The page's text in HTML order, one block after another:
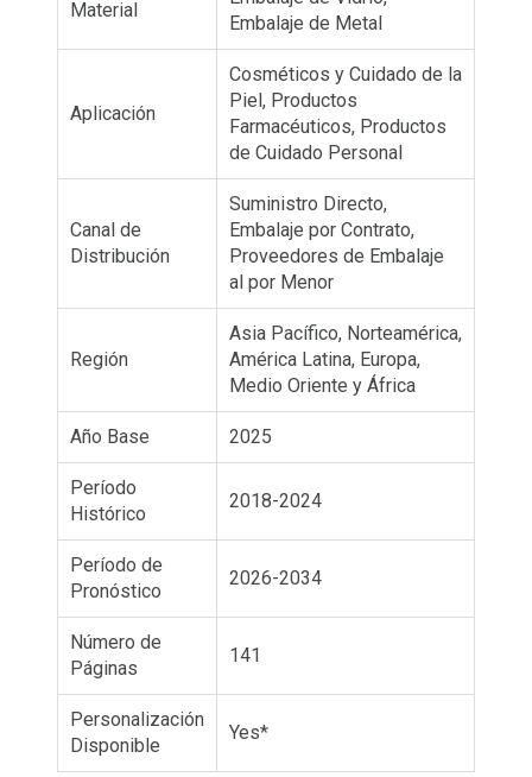
Material
Embalaje de Metal
Aplicación
Cosméticos y Cuidado de la
Piel, Productos
Farmacéuticos, Productos
de Cuidado Personal
Canal de
Distribución
Suministro Directo,
Embalaje por Contrato,
Proveedores de Embalaje
al por Menor
Región
Asia Pacífico, Norteamérica,
América Latina, Europa,
Medio Oriente y África
Año Base 2025
Período
Histórico
2018-2024
Período de
Pronóstico
2026-2034
Número de
Páginas
141
Personalización
Disponible
Yes*